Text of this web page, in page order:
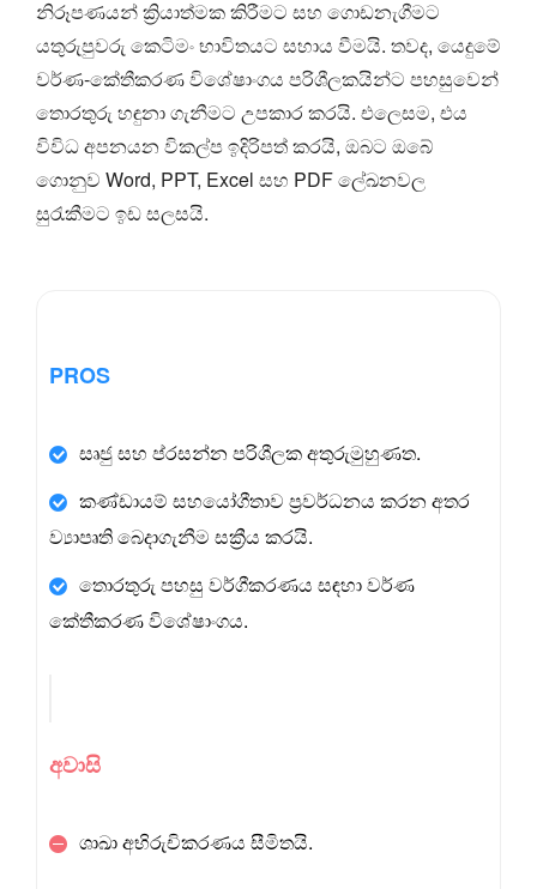
නිරූපණයන් ක්‍රියාත්මක කිරීමට සහ ගොඩනැගීමට
යතුරුපුවරු කෙටිමං භාවිතයට සහාය වීමයි. තවද, යෙදුමේ
වර්ණ-කේතීකරණ විශේෂාංගය පරිශීලකයින්ට පහසුවෙන්
තොරතුරු හඳුනා ගැනීමට උපකාර කරයි. එලෙසම, එය
විවිධ අපනයන විකල්ප ඉදිරිපත් කරයි, ඔබට ඔබේ
ගොනුව Word, PPT, Excel සහ PDF ලේඛනවල
සුරැකීමට ඉඩ සලසයි.
PROS
සෘජු සහ ප්රසන්න පරිශීලක අතුරුමුහුණත.
කණ්ඩායම් සහයෝගීතාව ප්‍රවර්ධනය කරන අතර
ව්‍යාපෘති බෙදාගැනීම සක්‍රීය කරයි.
තොරතුරු පහසු වර්ගීකරණය සඳහා වර්ණ
කේතීකරණ විශේෂාංගය.
අවාසි
ශාඛා අභිරුචිකරණය සීමිතයි.